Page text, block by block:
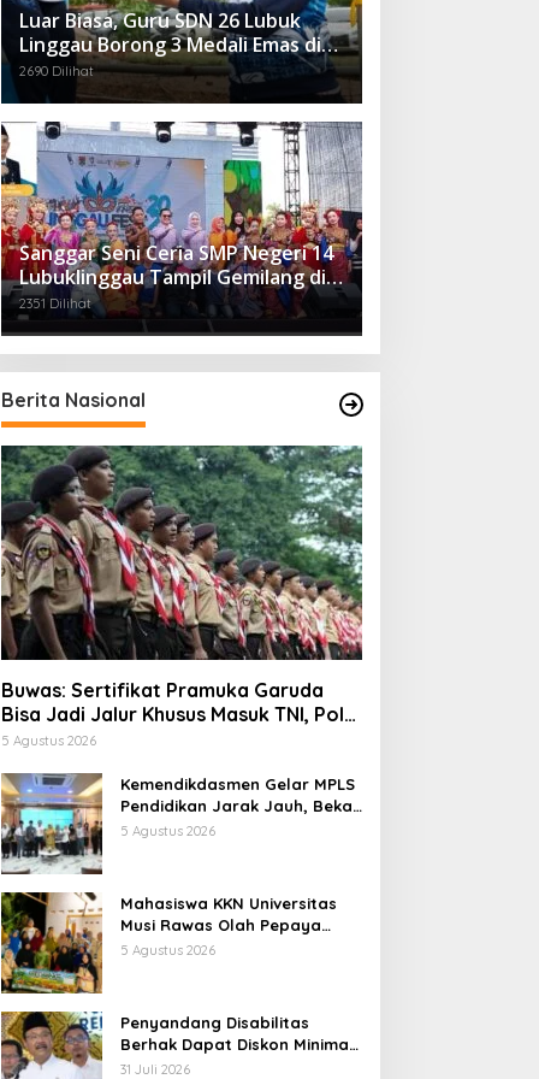
Luar Biasa, Guru SDN 26 Lubuk
Linggau Borong 3 Medali Emas di
Tiga Cabor Berbeda
2690 Dilihat
Sanggar Seni Ceria SMP Negeri 14
Lubuklinggau Tampil Gemilang di
Linggau Fest 2025
2351 Dilihat
Berita Nasional
Buwas: Sertifikat Pramuka Garuda
Bisa Jadi Jalur Khusus Masuk TNI, Polri,
dan Perguruan Tinggi
5 Agustus 2026
Kemendikdasmen Gelar MPLS
Pendidikan Jarak Jauh, Bekali
Murid Bangun Kemandirian
5 Agustus 2026
Mahasiswa KKN Universitas
Musi Rawas Olah Pepaya
Menjadi Produk Bernilai Jual
5 Agustus 2026
Penyandang Disabilitas
Berhak Dapat Diskon Minimal
20 Persen untuk Biaya
31 Juli 2026